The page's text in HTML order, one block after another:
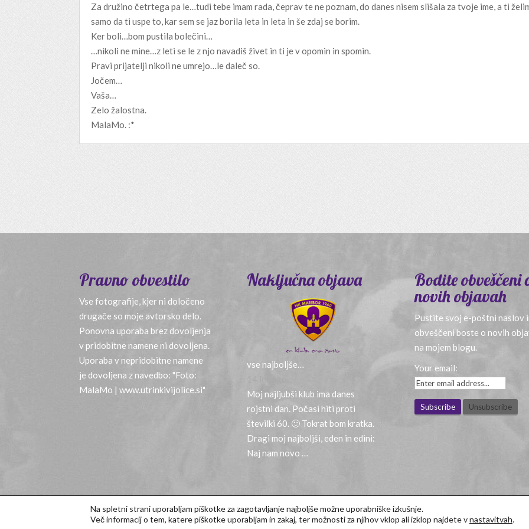
Za družino četrtega pa le…tudi tebe imam rada, čeprav te ne poznam, do danes nisem slišala za tvoje ime, a ti
samo da ti uspe to, kar sem se jaz borila leta in leta in še zdaj se borim.
Ker boli…bom pustila bolečini…
…nikoli ne mine…z leti se le z njo navadiš živet in ti je v opomin in spomin.
Pravi prijatelji nikoli ne umrejo…le daleč so.
Jočem…
Vaša…
Zelo žalostna.
MalaMo. :*
Pravno obvestilo
Vse fotografije, kjer ni določeno
drugače so moje avtorsko delo.
Ponovna uporaba brez dovoljenja
v pridobitne namene ni dovoljena.
Uporaba v nepridobitne namene
je dovoljena z navedbo: "Foto:
MalaMo | www.utrinkivijolice.si"
Naključna objava
vse najboljše…
Moj najljubši klub ima danes
rojstni dan. Počasi hiti proti
številki 60. 🙂 Tokrat bom kratka.
Dragi moj najboljši, eden in edini:
Naj nam novo …
Bodite obveščeni
novih objavah
Pustite svoj e-poštni naslov
obveščeni boste o novih
na mojem blogu.
Your email:
Po predlogi Divi oblikoval Tadej.
Na spletni strani uporabljam piškotke za zagotavljanje najboljše možne uporabniške izkušnje.
Več informacij o tem, katere piškotke uporabljam in zakaj, ter možnosti za njihov vklop ali izklop najdete vnastavitvah.